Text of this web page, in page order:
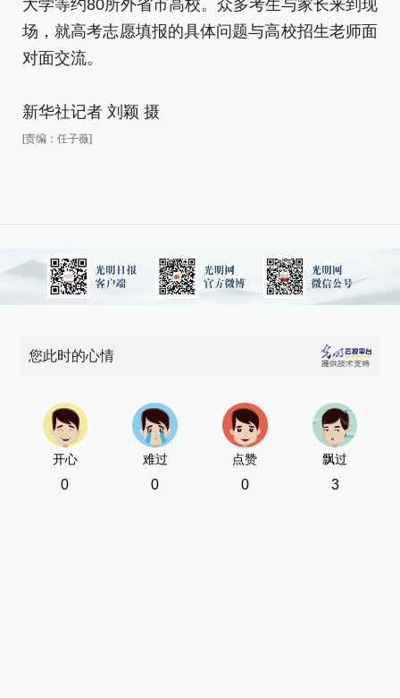
大学等约80所外省市高校。众多考生与家长来到现
场，就高考志愿填报的具体问题与高校招生老师面
对面交流。
新华社记者 刘颖 摄
[责编：任子薇]
您此时的心情
开心
0
难过
0
点赞
0
飘过
3